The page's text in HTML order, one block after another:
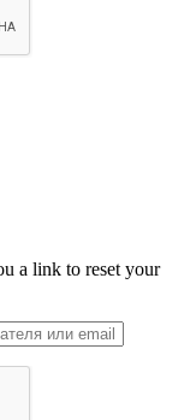
a link to reset your